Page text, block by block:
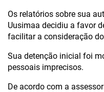
Os relatórios sobre sua
Uusimaa decidiu a favor
facilitar a consideração
Sua detenção inicial foi
pessoais imprecisos.
De acordo com a